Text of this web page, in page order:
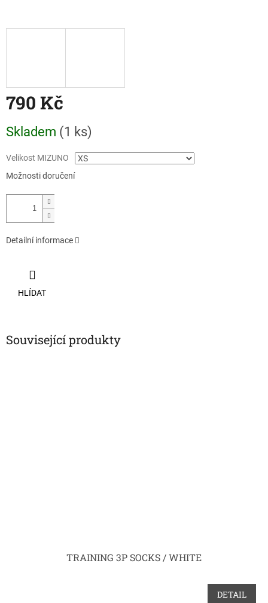
790 Kč
cena:
Skladem (1 ks)
Velikost MIZUNO
Možnosti doručení
Detailní informace
HLÍDAT
Související produkty
TRAINING 3P SOCKS / WHITE
DETAIL